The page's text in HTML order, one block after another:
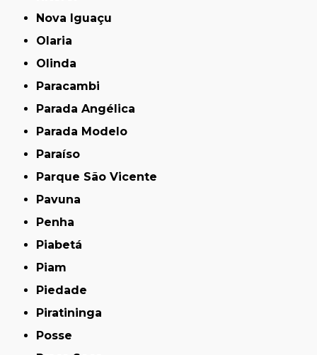
Nova Iguaçu
Olaria
Olinda
Paracambi
Parada Angélica
Parada Modelo
Paraíso
Parque São Vicente
Pavuna
Penha
Piabetá
Piam
Piedade
Piratininga
Posse